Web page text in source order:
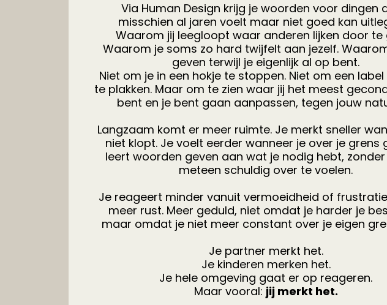
Via Human Design krijg je woorden voor dingen
misschien al jaren voelt maar niet goed kan
Waarom jij leegloopt waar anderen lijken door te
Waarom je soms zo hard twijfelt aan jezelf.
geven terwijl je eigenlijk al op bent.
Niet om je in een hokje te stoppen. Niet om een
te plakken. Maar om te zien waar jij het meest
bent en je bent gaan aanpassen, tegen jouw
Langzaam komt er meer ruimte. Je merkt sneller
niet klopt. Je voelt eerder wanneer je over je grens
leert woorden geven aan wat je nodig hebt,
meteen schuldig over te voelen.
Je reageert minder vanuit vermoeidheid of
meer rust. Meer geduld, niet omdat je harder je
maar omdat je niet meer constant over je eigen
Je partner merkt het.
Je kinderen merken het.
Je hele omgeving gaat er op reageren.
Maar vooral: jij merkt het.